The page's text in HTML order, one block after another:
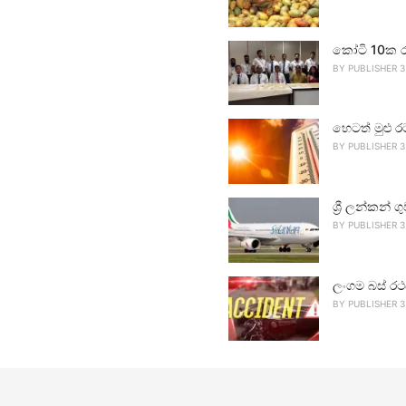
කෝටි 10ක
BY PUBLISHER 3
හෙටත් මුළු
BY PUBLISHER 3
ශ්‍රී ලන්කන්
BY PUBLISHER 3
ලංගම බස්
BY PUBLISHER 3